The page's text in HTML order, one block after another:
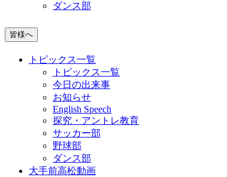
ダンス部
皆様へ
トピックス一覧
トピックス一覧
今日の出来事
お知らせ
English Speech
探究・アントレ教育
サッカー部
野球部
ダンス部
大手前高松動画